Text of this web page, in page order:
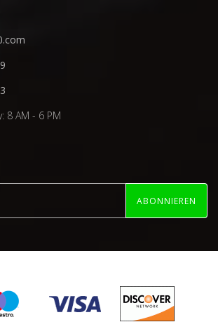
8 AM - 6 PM
ABONNIEREN